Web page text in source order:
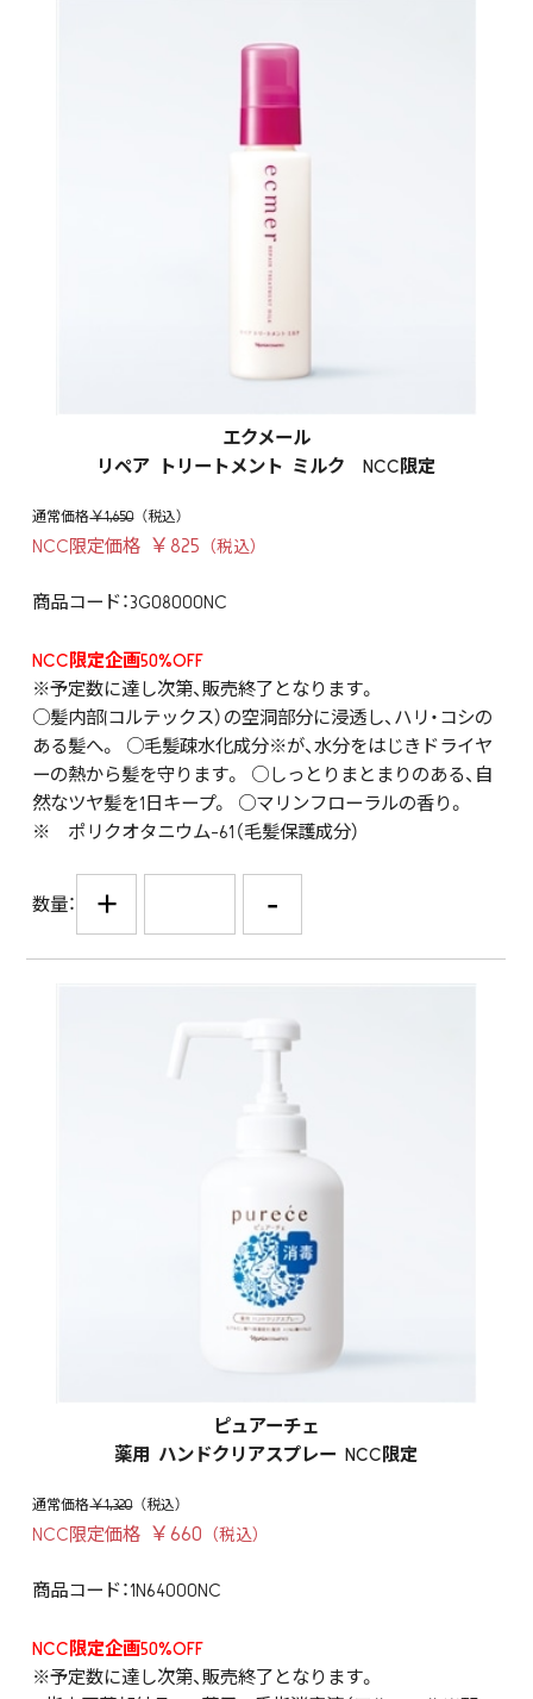
エクメール
リペア トリートメント ミルク NCC限定
￥1,650
NCC限定価格 ￥825
商品コード：3G08000NC
NCC限定企画50%OFF
※予定数に達し次第、販売終了となります。
○髪内部(コルテックス）の空洞部分に浸透し、ハリ・コシの
ある髪へ。 ○毛髪疎水化成分※が、水分をはじきドライヤ
ーの熱から髪を守ります。 ○しっとりまとまりのある、自
然なツヤ髪を1日キープ。 ○マリンフローラルの香り。
※ ポリクオタニウム-61（毛髪保護成分）
数量： + -
ピュアーチェ
薬用 ハンドクリアスプレー NCC限定
￥1,320
NCC限定価格 ￥660
商品コード：1N64000NC
NCC限定企画50%OFF
※予定数に達し次第、販売終了となります。